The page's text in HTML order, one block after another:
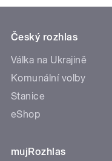
Český rozhlas
Válka na Ukrajině
Komunální volby
Stanice
eShop
mujRozhlas